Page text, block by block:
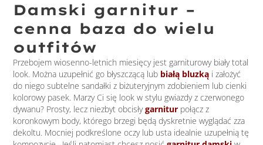
Damski garnitur –
cenna baza do wielu
outfitów
Przebojem wiosenno-letnich miesięcy jest garniturowy biały total
look. Można uzupełnić go błyszczącą lub białą bluzką i założyć
do niego subtelne sandałki z biżuteryjnym zdobieniem lub cienki
kolorowy pasek. Marzy Ci się look w stylu gwiazdy z czerwonego
dywanu? Prosty, lecz niezbyt obcisłygarnitur połącz z
koronkowym body, którego brzegi będą dyskretnie wyglądać zza
dekoltu. Mocniej podkreślone oczy lub usta idealnie uzupełnią tę